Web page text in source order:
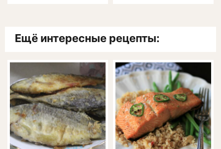
Ещё интересные рецепты: